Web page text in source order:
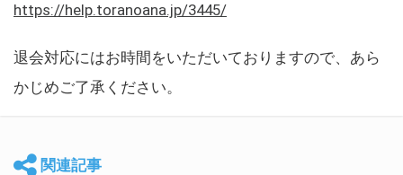
https://help.toranoana.jp/3445/
退会対応にはお時間をいただいておりますので、あら
かじめご了承ください。
関連記事